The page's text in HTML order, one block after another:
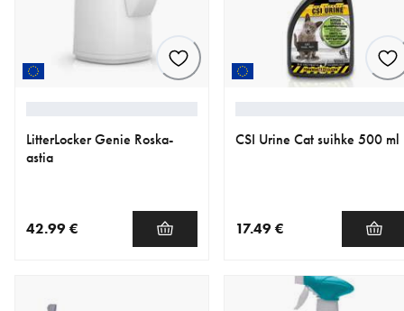
LitterLocker Genie Roska-
astia
42.99 €
CSI Urine Cat suihke 500 ml
17.49 €